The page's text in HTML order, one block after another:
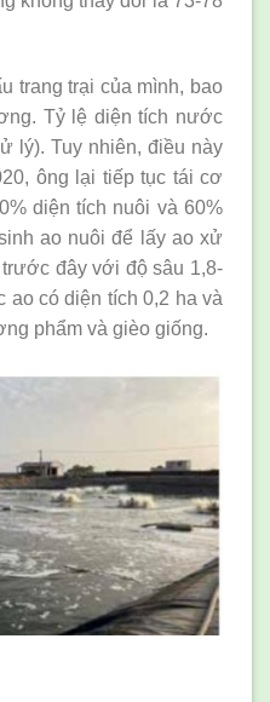
trang trại của mình, bao
Tỷ lệ diện tích nước
lý). Tuy nhiên, điều này
ông lại tiếp tục tái cơ
diện tích nuôi và 60%
ao nuôi để lấy ao xử
đây với độ sâu 1,8-
ao có diện tích 0,2 ha và
phẩm và gièo giống.